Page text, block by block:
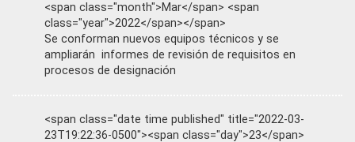
<span class="month">Mar</span> <span
class="year">2022</span></span>
Se conforman nuevos equipos técnicos y se
ampliarán informes de revisión de requisitos en
procesos de designación
<span class="date time published" title="2022-03-
23T19:22:36-0500"><span class="day">23</span>